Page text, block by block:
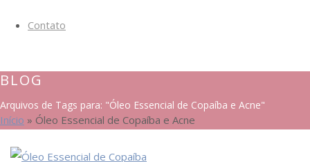
Contato
BLOG
Arquivos de Tags para: "Óleo Essencial de Copaíba e Acne"
Início » Óleo Essencial de Copaíba e Acne